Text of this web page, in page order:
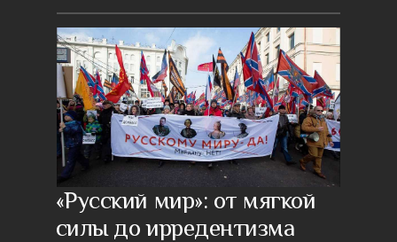
«Русский мир»: от мягкой
силы до ирредентизма